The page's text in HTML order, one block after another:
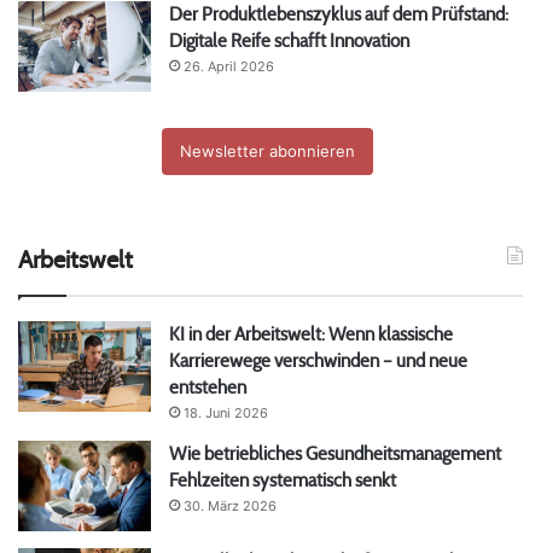
Der Produktlebenszyklus auf dem Prüfstand:
Digitale Reife schafft Innovation
26. April 2026
Newsletter abonnieren
Arbeitswelt
KI in der Arbeitswelt: Wenn klassische
Karrierewege verschwinden – und neue
entstehen
18. Juni 2026
Wie betriebliches Gesundheitsmanagement
Fehlzeiten systematisch senkt
30. März 2026